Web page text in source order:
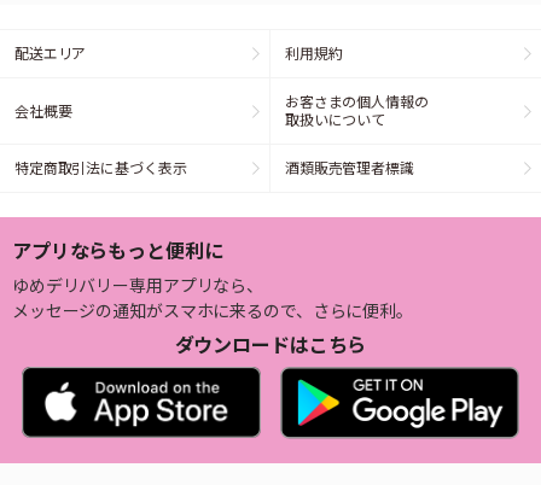
配送エリア 利用規約
会社概要
お客さまの個人情報の
取扱いについて
特定商取引法に基づく表示 酒類販売管理者標識
アプリならもっと便利に
ゆめデリバリー専用アプリなら、
メッセージの通知がスマホに来るので、さらに便利。
ダウンロードはこちら